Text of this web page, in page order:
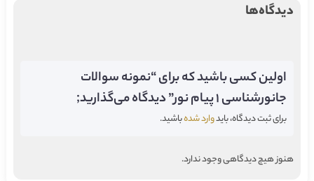
دیدگاه‌ها
اولین کسی باشید که برای “نمونه سوالات
جانورشناسی 1 پیام نور” دیدگاه می‌گذارید;
برای ثبت دیدگاه، بایدوارد شدهباشید.
هنوز هیچ دیدگاهی وجود ندارد.